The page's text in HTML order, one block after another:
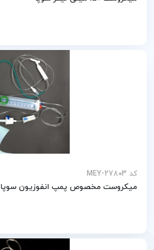
کد MEY-27803
میکروست مخصوص پمپ انفوزیون سوپا